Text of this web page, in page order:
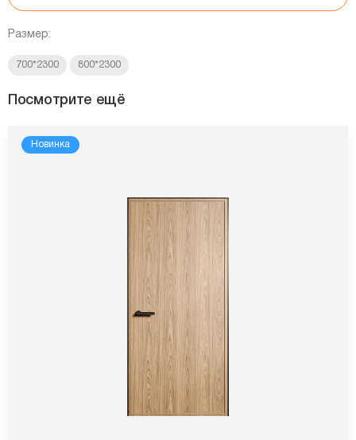
Размер:
700*2300 800*2300
Посмотрите ещё
Новинка